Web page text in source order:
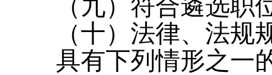
（九）符合遴选
（十）法律、法规
具有下列情形之一